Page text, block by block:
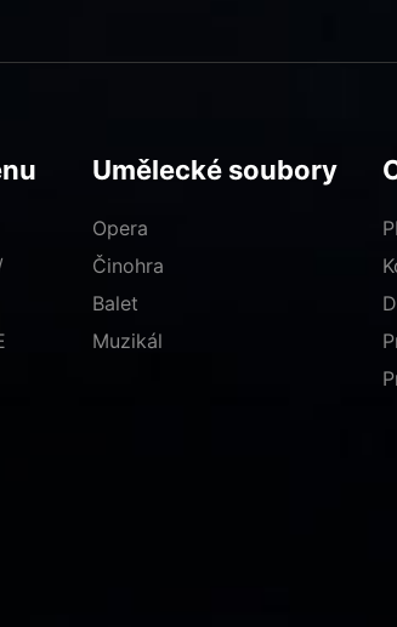
Umělecké soubory
Opera
Činohra
Balet
Muzikál